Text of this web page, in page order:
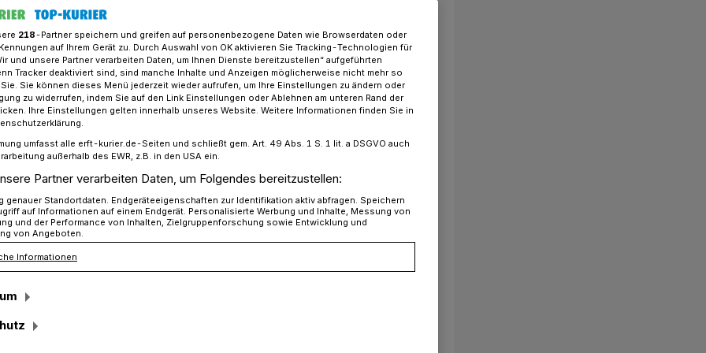
B Erhöhung Grevenbroich
Erhöhung soll
werden
Geschäftseröffnungen,
vertreten lässt. Und immer öfter
zunehmend schwieriger sei, bei Klaus
Der nickt. Und sagt, dass es
geben würde...
218-Partner speichern und greifen auf personenbezogene Daten wie Browserdaten oder
auf Ihrem Gerät zu. Durch Auswahl von OK aktivieren Sie Tracking-Technologien für
und unsere Partner verarbeiten Daten, um Ihnen Dienste bereitzustellen“ aufgeführten
Tracker deaktiviert sind, sind manche Inhalte und Anzeigen möglicherweise nicht mehr so
Sie können dieses Menü jederzeit wieder aufrufen, um Ihre Einstellungen zu ändern oder
zu widerrufen, indem Sie auf den Link Einstellungen oder Ablehnen am unteren Rand der
Ihre Einstellungen gelten innerhalb unseres Website. Weitere Informationen finden Sie in
umfasst alle erft-kurier.de-Seiten und schließt gem. Art. 49 Abs. 1 S. 1 lit. a DSGVO auch
außerhalb des EWR, z.B. in den USA ein.
Partner verarbeiten Daten, um Folgendes bereitzustellen:
genauer Standortdaten. Endgeräteeigenschaften zur Identifikation aktiv abfragen. Speichern
auf Informationen auf einem Endgerät. Personalisierte Werbung und Inhalte, Messung von
und der Performance von Inhalten, Zielgruppenforschung sowie Entwicklung und
von Angeboten.
Informationen